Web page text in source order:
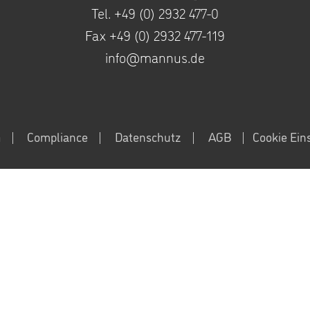
Tel. +49 (0) 2932 477-0
Fax +49 (0) 2932 477-119
info@mannus.de
Compliance Datenschutz AGB Cookie